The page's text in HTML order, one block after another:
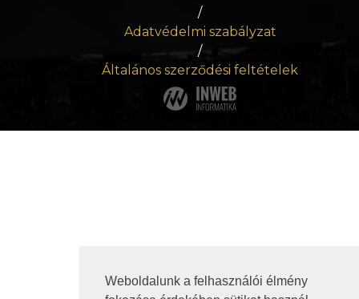
Weboldalunk a felhasználói élmény
/
Adatvédelmi szabályzat
/
Általános szerződési feltételek